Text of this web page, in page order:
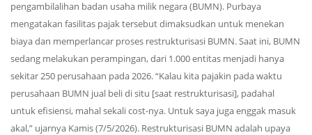
pengambilalihan badan usaha milik negara (BUMN). Purbaya
mengatakan fasilitas pajak tersebut dimaksudkan untuk menekan
biaya dan memperlancar proses restrukturisasi BUMN. Saat ini, BUMN
sedang melakukan perampingan, dari 1.000 entitas menjadi hanya
sekitar 250 perusahaan pada 2026. “Kalau kita pajakin pada waktu
perusahaan BUMN jual beli di situ [saat restrukturisasi], padahal
untuk efisiensi, mahal sekali cost-nya. Untuk saya juga enggak masuk
akal,” ujarnya Kamis (7/5/2026). Restrukturisasi BUMN adalah upaya